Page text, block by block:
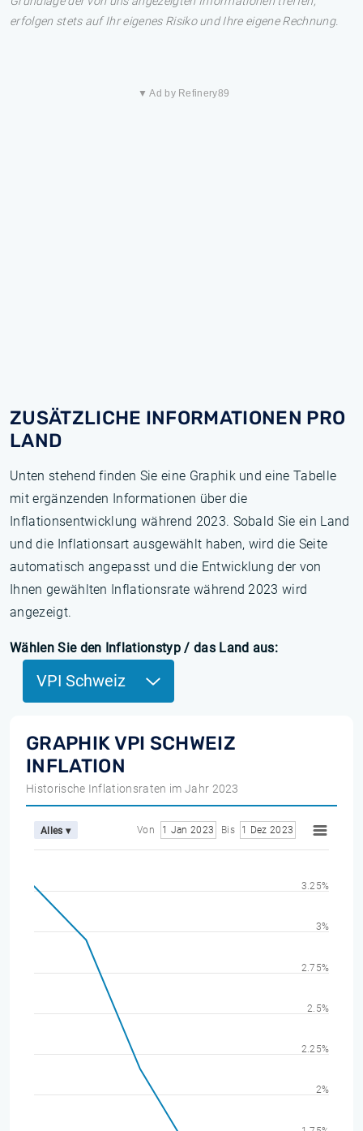
erfolgen stets auf Ihr eigenes Risiko und Ihre eigene Rechnung.
▼ Ad by Refinery89
ZUSÄTZLICHE INFORMATIONEN PRO
LAND
Unten stehend finden Sie eine Graphik und eine Tabelle
mit ergänzenden Informationen über die
Inflationsentwicklung während 2023. Sobald Sie ein Land
und die Inflationsart ausgewählt haben, wird die Seite
automatisch angepasst und die Entwicklung der von
Ihnen gewählten Inflationsrate während 2023 wird
angezeigt.
Wählen Sie den Inflationstyp / das Land aus:
VPI Schweiz
GRAPHIK VPI SCHWEIZ
INFLATION
Historische Inflationsraten im Jahr 2023
Alles ▾ Von 1 Jan 2023 Bis 1 Dez 2023
2%
2.25%
2.5%
2.75%
3%
3.25%